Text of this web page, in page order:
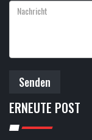
Senden
ERNEUTE POST